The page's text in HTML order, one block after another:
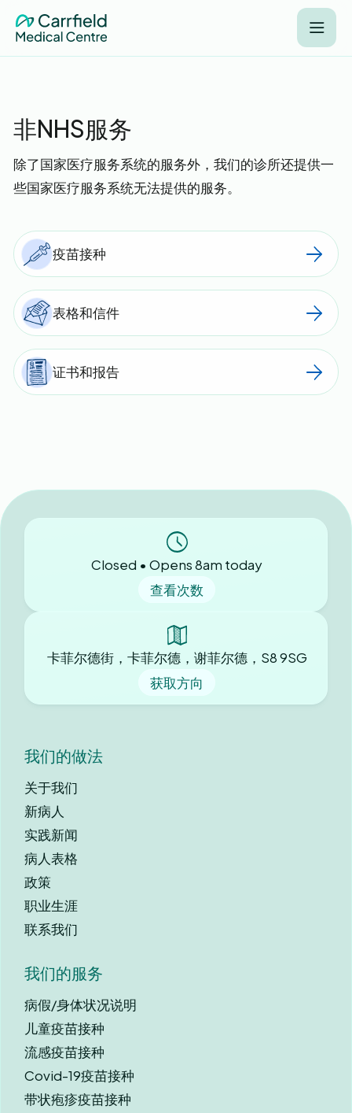
非NHS服务
除了国家医疗服务系统的服务外，我们的诊所还提供一
些国家医疗服务系统无法提供的服务。
疫苗接种
表格和信件
证书和报告
Closed • Opens 8am today
查看次数
卡菲尔德街，卡菲尔德，谢菲尔德，S8 9SG
获取方向
我们的做法
关于我们
新病人
实践新闻
病人表格
政策
职业生涯
联系我们
我们的服务
病假/身体状况说明
儿童疫苗接种
流感疫苗接种
Covid-19疫苗接种
带状疱疹疫苗接种